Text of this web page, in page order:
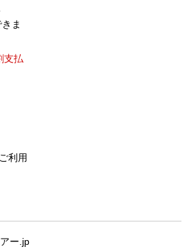
ま
支払
利用
ー.jp